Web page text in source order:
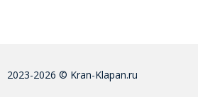
2023-2026 © Kran-Klapan.ru